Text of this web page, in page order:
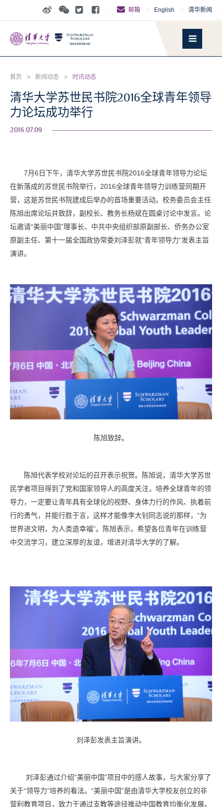
清华新闻
·
English
·
邮箱
·
首页 > 新闻动态 > 时讯动态
清华大学苏世民书院2016全球青年领导
力论坛成功举行
2016.07.09
7月6日下午，清华大学苏世民书院2016全球青年领导力论坛
在新落成的苏世民书院举行，2016全球青年领导力训练营同期开
营，这是苏世民书院建成后举办的首场重要活动。校务委员会主任
陈旭出席论坛并致辞，副校长、教务长杨斌在圆桌讨论中发言。论
坛邀请“美丽中国”理事长、中共中央组织部原副部长、侨务办公室
原副主任、第十一届全国政协常委刘泽彭就“青年领导力”发表主旨
演讲。
陈旭致辞。
陈旭代表学校对论坛的召开表示祝贺。陈旭说，清华大学苏世
民学者项目得到了党和国家领导人的高度关注，培养全球青年的领
导力，一定要让青年具有全球化的视野、身体力行的作风、执着前
行的勇气，并能行胜于言，这样才能像李大钊同志说的那样，“为
世界进文明，为人类造幸福”。陈旭表示，希望各位青年在训练营
中交流学习，建立深厚的友谊，增进对清华大学的了解。
刘泽彭发表主旨演讲。
刘泽彭通过介绍“美丽中国”项目中的感人故事，与大家分享了
关于“领导力”培养的看法。“美丽中国”是由清华大学校友创立的非
营利教育项目，致力于通过支教等途径推动中国教育均衡化发展。